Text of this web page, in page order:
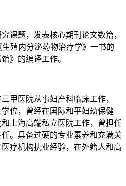
课题，发表核心期刊论文数篇，
殖内分泌药物治疗学》一书的
》的编译工作。
甲医院从事妇产科临床工作，
位，曾经在国际和平妇幼保健
上海高端私立医院工作，曾担任
。具备过硬的专业素养和充满关
疗机构执业经验，在外籍人和高